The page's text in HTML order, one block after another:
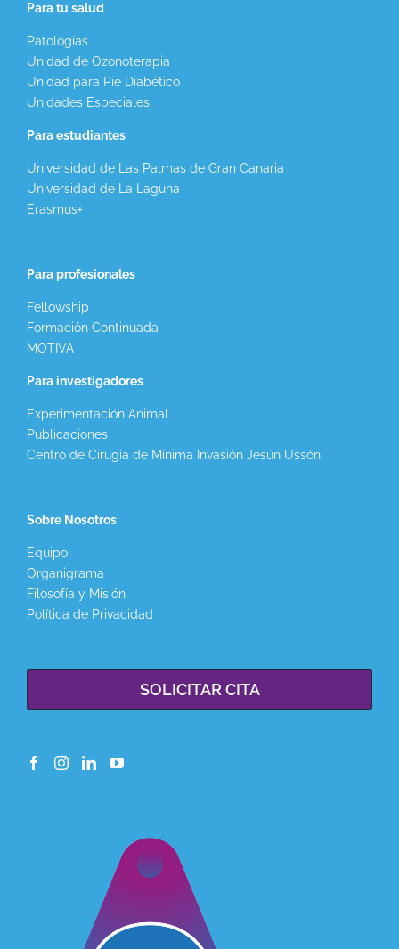
Para tu salud
Patologías
Unidad de Ozonoterapia
Unidad para Pie Diabético
Unidades Especiales
Para estudiantes
Universidad de Las Palmas de Gran Canaria
Universidad de La Laguna
Erasmus+
Para profesionales
Fellowship
Formación Continuada
MOTIVA
Para investigadores
Experimentación Animal
Publicaciones
Centro de Cirugía de Mínima Invasión Jesún Ussón
Sobre Nosotros
Equipo
Organigrama
Filosofía y Misión
Política de Privacidad
SOLICITAR CITA